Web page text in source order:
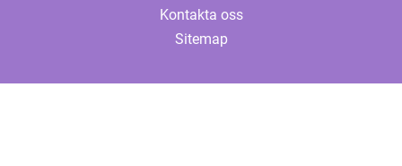
Kontakta oss
Sitemap